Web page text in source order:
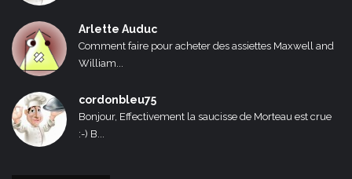
Arlette Auduc
Comment faire pour acheter des assiettes Maxwell and
William...
cordonbleu75
Bonjour, Effectivement la saucisse de Morteau est crue
:-) B...